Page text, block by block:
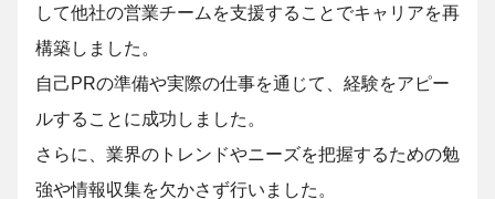
して他社の営業チームを支援することでキャリアを再
構築しました。
自己PRの準備や実際の仕事を通じて、経験をアピー
ルすることに成功しました。
さらに、業界のトレンドやニーズを把握するための勉
強や情報収集を欠かさず行いました。